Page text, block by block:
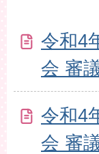
令和4
会 審
令和4
会 審